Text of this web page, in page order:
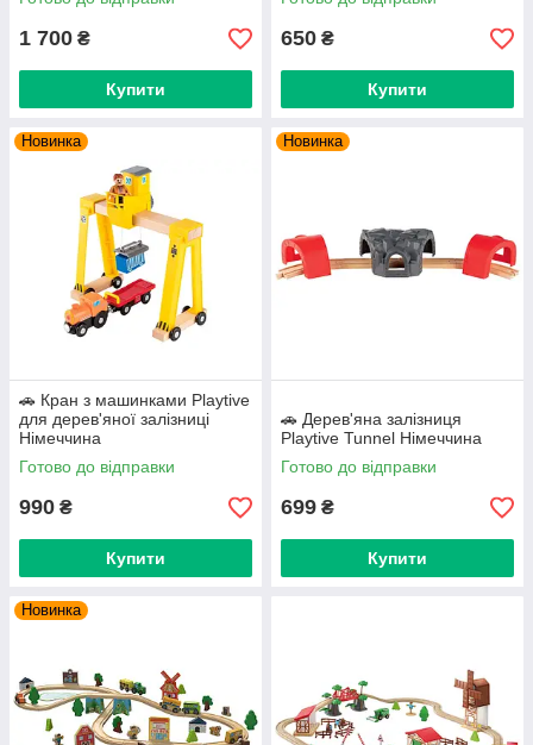
1 700 ₴
Купити
650 ₴
Купити
Новинка
🚗 Кран з машинками Playtive
для дерев'яної залізниці
Німеччина
Готово до відправки
990 ₴
Купити
Новинка
🚗 Дерев'яна залізниця
Playtive Tunnel Німеччина
Готово до відправки
699 ₴
Купити
Новинка